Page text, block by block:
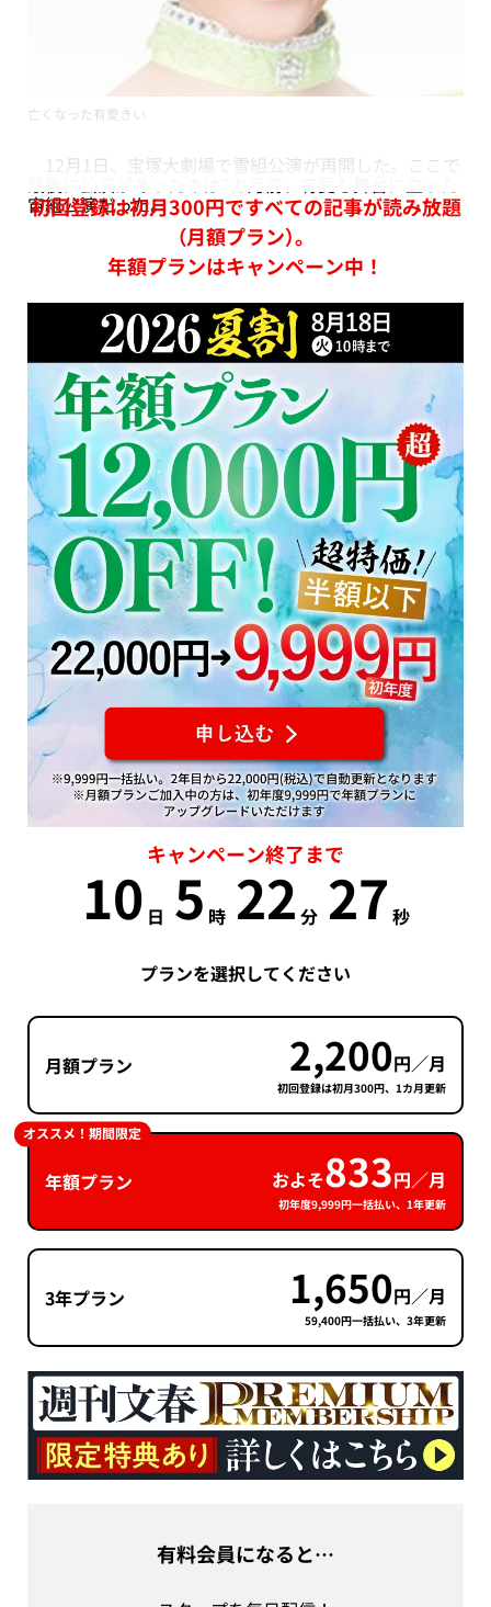
亡くなった有愛きい
12月1日、宝塚大劇場で雪組公演が再開した。ここで
宙組公演だった。
初回登録は初月300円ですべての記事が読み放題
（月額プラン）。
年額プランはキャンペーン中！
キャンペーン終了まで
10 日 5 時 22 分 27 秒
プランを選択してください
月額プラン 2,200円／月
初回登録は初月300円、1カ月更新
年額プラン およそ833円／月
初年度9,999円一括払い、1年更新
オススメ！期間限定
3年プラン 1,650円／月
59,400円一括払い、3年更新
有料会員になると…